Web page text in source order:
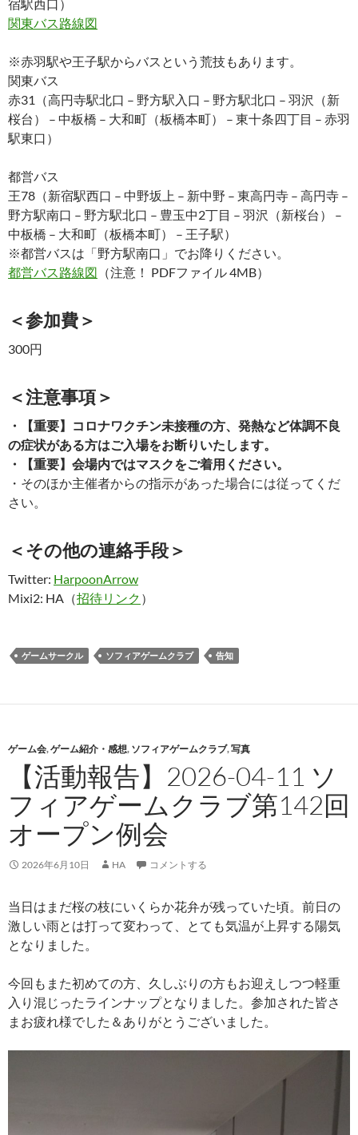
宿駅西口）
関東バス路線図
※赤羽駅や王子駅からバスという荒技もあります。
関東バス
赤31（高円寺駅北口 – 野方駅入口 – 野方駅北口 – 羽沢（新
桜台） – 中板橋 – 大和町（板橋本町） – 東十条四丁目 – 赤羽
駅東口）
都営バス
王78（新宿駅西口 – 中野坂上 – 新中野 – 東高円寺 – 高円寺 –
野方駅南口 – 野方駅北口 – 豊玉中2丁目 – 羽沢（新桜台） –
中板橋 – 大和町（板橋本町） – 王子駅）
※都営バスは「野方駅南口」でお降りください。
都営バス路線図 （注意！ PDFファイル 4MB）
＜参加費＞
300円
＜注意事項＞
・【重要】コロナワクチン未接種の方、発熱など体調不良
の症状がある方はご入場をお断りいたします。
・【重要】会場内ではマスクをご着用ください。
・そのほか主催者からの指示があった場合には従ってくだ
さい。
＜その他の連絡手段＞
Twitter: HarpoonArrow
Mixi2: HA（招待リンク ）
ゲームサークル ソフィアゲームクラブ 告知
ゲーム会,ゲーム紹介・感想, ソフィアゲームクラブ,写真
【活動報告】2026-04-11 ソ
フィアゲームクラブ第142回
オープン例会
2026年6月10日 HA コメントする
当日はまだ桜の枝にいくらか花弁が残っていた頃。前日の
激しい雨とは打って変わって、とても気温が上昇する陽気
となりました。
今回もまた初めての方、久しぶりの方もお迎えしつつ軽重
入り混じったラインナップとなりました。参加された皆さ
まお疲れ様でした＆ありがとうございました。